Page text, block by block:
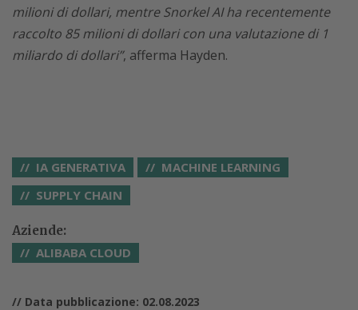
milioni di dollari, mentre Snorkel AI ha recentemente
raccolto 85 milioni di dollari con una valutazione di 1
miliardo di dollari”, afferma Hayden.
IA GENERATIVA
MACHINE LEARNING
SUPPLY CHAIN
Aziende:
ALIBABA CLOUD
// Data pubblicazione: 02.08.2023